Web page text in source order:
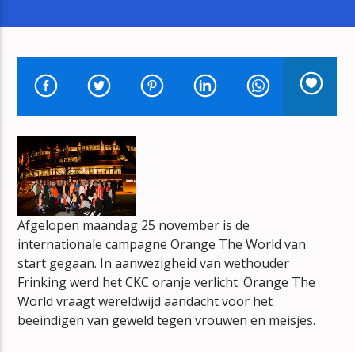
HUIDIG NUMMER
DE NED TOP 40
CORNE WOLFS
mz-radio
Afgelopen maandag 25 november is de
internationale campagne Orange The World van
start gegaan. In aanwezigheid van wethouder
Frinking werd het CKC oranje verlicht. Orange The
World vraagt wereldwijd aandacht voor het
beëindigen van geweld tegen vrouwen en meisjes.